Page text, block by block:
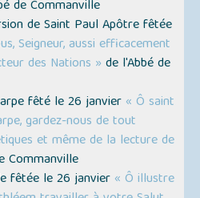
de Commanville
de Saint Paul Apôtre fêtée
Seigneur, aussi efficacement
des Nations » de l'Abbé de
fêté le 26 janvier « Ô saint
gardez-nous de tout
et même de la lecture de
Commanville
fêtée le 26 janvier « Ô illustre